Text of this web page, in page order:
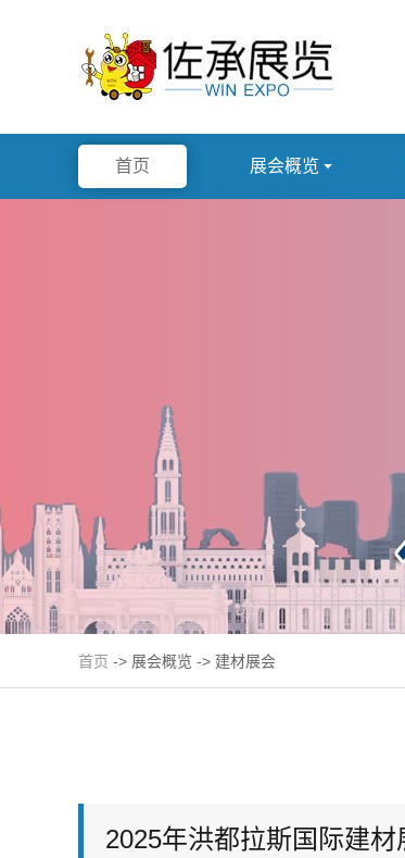
首页 展会概览 
首页 -> 展会概览 -> 建材展会
2025年洪都拉斯国际建材